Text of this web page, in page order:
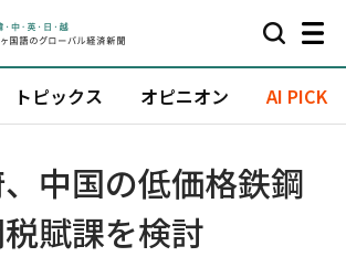
トピックス オピニオン AI PICK
中国の低価格鉄鋼
賦課を検討